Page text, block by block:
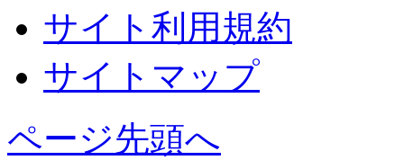
サイト利用規約
サイトマップ
ページ先頭へ